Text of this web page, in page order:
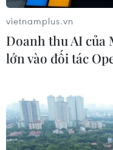
và Thái Lan
06/08/2026 06:24
Chủ động nguồn
06/08/2026 04:31
vietnamplus.vn
Doanh thu AI của
lớn vào đối tác